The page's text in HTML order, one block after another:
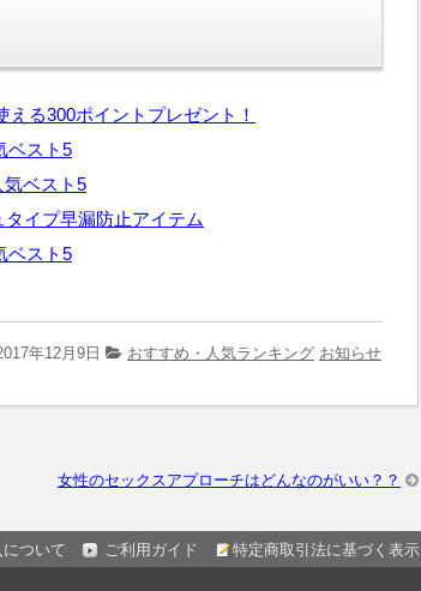
る300ポイントプレゼント！
ベスト5
気ベスト5
イプ早漏防止アイテム
ベスト5
年12月9日 おすすめ・人気ランキング お知らせ
女性のセックスアプローチはどんなのがいい？？
特定商取引法に基づく表示
ついて ご利用ガイド